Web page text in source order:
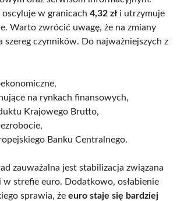
w granicach 4,32 zł i utrzymuje
Warto zwrócić uwagę, że na zmiany
szereg czynników. Do najważniejszych z
na rynkach finansowych,
Krajowego Brutto,
Banku Centralnego.
zauważalna jest stabilizacja związana
strefie euro. Dodatkowo, osłabienie
sprawia, że euro staje się bardziej